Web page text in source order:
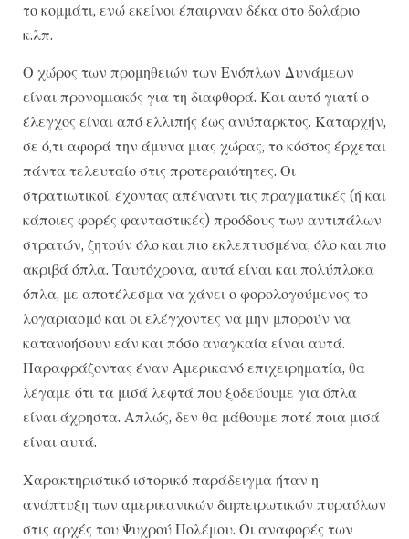
το κομμάτι, ενώ εκείνοι έπαιρναν δέκα στο δολάριο
κ.λπ.
Ο χώρος των προμηθειών των Ενόπλων Δυνάμεων
είναι προνομιακός για τη διαφθορά. Και αυτό γιατί ο
έλεγχος είναι από ελλιπής έως ανύπαρκτος. Καταρχήν,
σε ό,τι αφορά την άμυνα μιας χώρας, το κόστος έρχεται
πάντα τελευταίο στις προτεραιότητες. Οι
στρατιωτικοί, έχοντας απέναντι τις πραγματικές (ή και
κάποιες φορές φανταστικές) προόδους των αντιπάλων
στρατών, ζητούν όλο και πιο εκλεπτυσμένα, όλο και πιο
ακριβά όπλα. Ταυτόχρονα, αυτά είναι και πολύπλοκα
όπλα, με αποτέλεσμα να χάνει ο φορολογούμενος το
λογαριασμό και οι ελέγχοντες να μην μπορούν να
κατανοήσουν εάν και πόσο αναγκαία είναι αυτά.
Παραφράζοντας έναν Αμερικανό επιχειρηματία, θα
λέγαμε ότι τα μισά λεφτά που ξοδεύουμε για όπλα
είναι άχρηστα. Απλώς, δεν θα μάθουμε ποτέ ποια μισά
είναι αυτά.
Χαρακτηριστικό ιστορικό παράδειγμα ήταν η
ανάπτυξη των αμερικανικών διηπειρωτικών πυραύλων
στις αρχές του Ψυχρού Πολέμου. Οι αναφορές των